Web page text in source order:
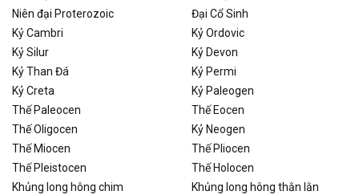
Niên đại Proterozoic
Đại Cổ Sinh
Kỷ Cambri
Kỷ Ordovic
Kỷ Silur
Kỷ Devon
Kỷ Than Đá
Kỷ Permi
Kỷ Creta
Kỷ Paleogen
Thế Paleocen
Thế Eocen
Thế Oligocen
Kỷ Neogen
Thế Miocen
Thế Pliocen
Thế Pleistocen
Thế Holocen
Khủng long hông chim
Khủng long hông thằn lằn